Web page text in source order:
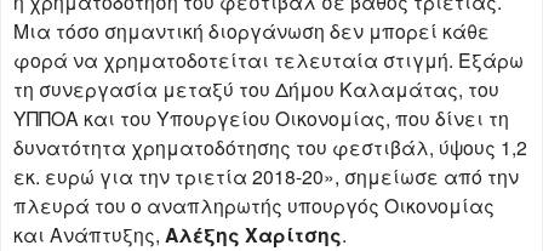
Μια τόσο σημαντική διοργάνωση δεν μπορεί κάθε
φορά να χρηματοδοτείται τελευταία στιγμή. Εξάρω
τη συνεργασία μεταξύ του Δήμου Καλαμάτας, του
ΥΠΠΟΑ και του Υπουργείου Οικονομίας, που δίνει τη
δυνατότητα χρηματοδότησης του φεστιβάλ, ύψους 1,2
εκ. ευρώ για την τριετία 2018-20», σημείωσε από την
πλευρά του ο αναπληρωτής υπουργός Οικονομίας
και Ανάπτυξης, Αλέξης Χαρίτσης.